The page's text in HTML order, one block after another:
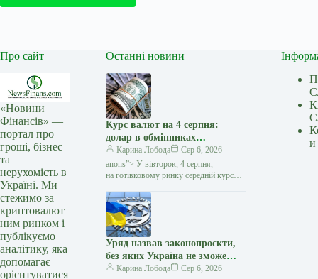
Про сайт
«Новини
Фінансів» —
портал про
гроші, бізнес
та
нерухомість в
Україні. Ми
стежимо за
криптовалют
ним ринком і
публікуємо
аналітику, яка
допомагає
орієнтуватися
Останні новини
Курс валют на 4 серпня:
долар в обмінниках
подешевшав на 10 копійок —
Мінфін
Карина Лобода
Сер 6, 2026
anons”> У вівторок, 4 серпня,
на готівковому ринку середній курс
у покупці та виріс на 7 копійок
у продажу. Євро подорожчало…
Уряд назвав законопроєкти,
без яких Україна не зможе
просунутися до членства в ЄС
Карина Лобода
Сер 6, 2026
и